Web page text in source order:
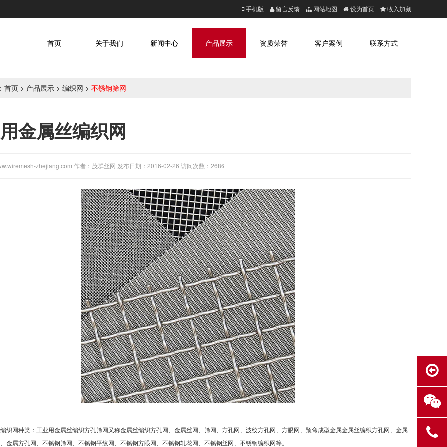
手机版 留言反馈 网站地图 设为首页 收入加藏
联系方式
客户案例
资质荣誉
产品展示
新闻中心
关于我们
首页
首页 > 产品展示 > 编织网 > 不锈钢筛网
金属丝编织网
zhejiang.com 作者：茂群丝网 发布日期：2016-02-26 访问次数：2686
织网种类：工业用金属丝编织方孔筛网又称金属丝编织方孔网、金属丝网、筛网、方孔网、波纹方孔网、方眼网、预弯成型金属金属丝编织方孔网、金属
金属方孔网、不锈钢筛网、不锈钢平纹网、不锈钢方眼网、不锈钢轧花网、不锈钢丝网、不锈钢编织网等。